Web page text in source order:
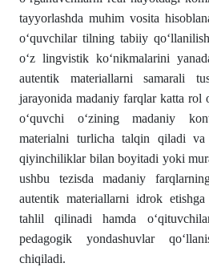
tayyorlashda muhim vosita
o‘quvchilar tilning tabiiy
o‘z lingvistik ko‘nikmalarini
autentik materiallarni samarali
jarayonida madaniy farqlar katta rol
o‘quvchi o‘zining madaniy
materialni turlicha talqin qiladi
qiyinchiliklar bilan boyitadi yoki
ushbu tezisda madaniy
autentik materiallarni idrok etishga
tahlil qilinadi hamda
pedagogik yondashuvlar
chiqiladi.